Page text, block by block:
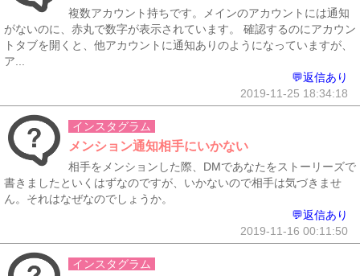
複数アカウント持ちです。メインのアカウントには通知
がないのに、赤丸で数字が表示されています。 確認するのにアカウン
トタブを開くと、他アカウントに通知ありのようになっていますが、
ア...
💬返信あり
2019-11-25 18:34:18
インスタグラム
メンション通知相手にいかない
相手をメンションした際、DMであなたをストーリーズで
書きましたといくはずなのですが、いかないので相手は気づきませ
ん。それはなぜなのでしょうか。
💬返信あり
2019-11-16 00:11:50
インスタグラム